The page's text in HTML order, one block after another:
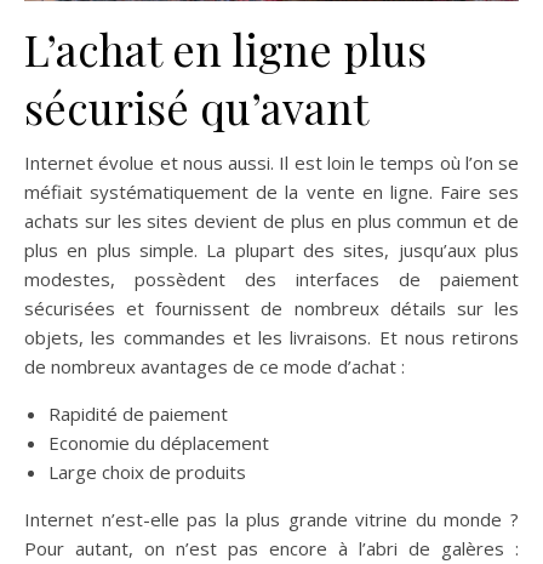
L’achat en ligne plus
sécurisé qu’avant
Internet évolue et nous aussi. Il est loin le temps où l’on se
méfiait systématiquement de la vente en ligne. Faire ses
achats sur les sites devient de plus en plus commun et de
plus en plus simple. La plupart des sites, jusqu’aux plus
modestes, possèdent des interfaces de paiement
sécurisées et fournissent de nombreux détails sur les
objets, les commandes et les livraisons. Et nous retirons
de nombreux avantages de ce mode d’achat :
Rapidité de paiement
Economie du déplacement
Large choix de produits
Internet n’est-elle pas la plus grande vitrine du monde ?
Pour autant, on n’est pas encore à l’abri de galères :